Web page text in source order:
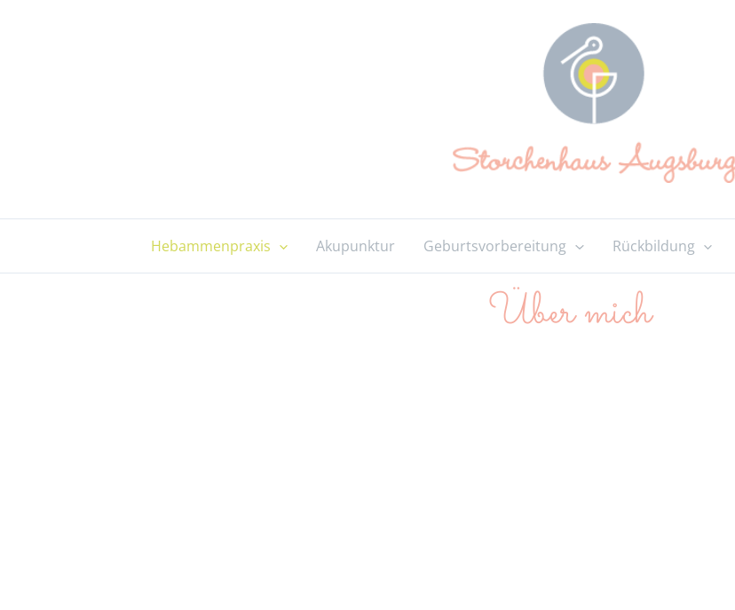
Hebammenpraxis Akupunktur Geburtsvorbereitung Rückbildung
Über mich